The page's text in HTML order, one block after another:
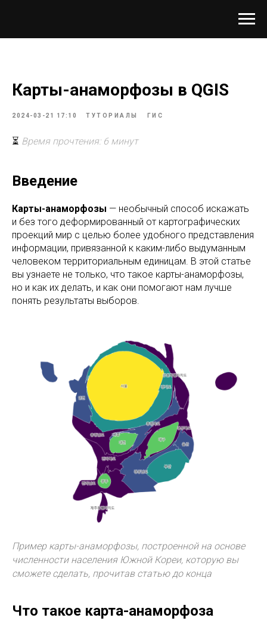
Карты-анаморфозы в QGIS
2024-03-21 17:10 ТУТОРИАЛЫ ГИС
⏳ Время прочтения: 6 минут
Введение
Карты-анаморфозы — необычный способ искажать
и без того деформированный от картографических
проекций мир с целью более удобного представления
информации, привязанной к каким-либо выдуманным
человеком территориальным единицам. В этой статье
вы узнаете не только, что такое карты-анаморфозы,
но и как их делать, и как они помогают нам лучше
понять результаты выборов.
Пример карты-анаморфозы, построенной на основе
численности населения Южной Кореи, которую вы
сможете сделать, прочитав статью до конца
Что такое карта-анаморфоза